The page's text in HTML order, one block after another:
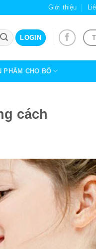
Giới thiệu
LOGIN
PHẨM CHO BỐ
cách